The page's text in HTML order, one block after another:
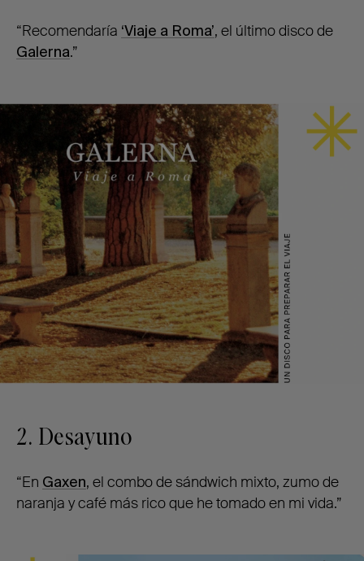
“Recomendaría ‘Viaje a Roma’, el último disco de
Galerna.”
2. Desayuno
“En Gaxen, el combo de sándwich mixto, zumo de
naranja y café más rico que he tomado en mi vida.”